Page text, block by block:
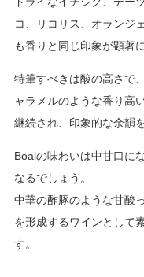
コ、リコリス、オランジ
も香りと同じ印象が顕著
特筆すべきは酸の高さで
ャラメルのような香り高
継続され、印象的な余韻
Boalの味わいは中甘口に
なるでしょう。
中華の酢豚のような甘酸
を形成するワインとして
す。